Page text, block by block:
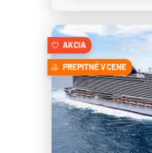
Crystal Symphony
Cunard Line
Queen Anne
Queen Elizabeth
Queen Mary 2
Queen Victoria
AKCIA
PREPITNÉ V CENE